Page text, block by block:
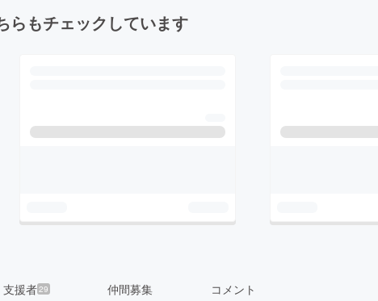
らもチェックしています
支援者29 仲間募集 コメント